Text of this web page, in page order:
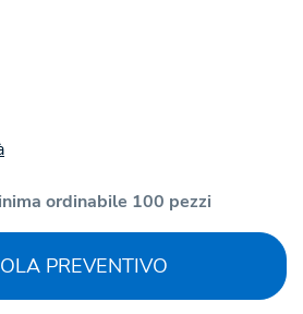
ordinabile 100 pezzi
PREVENTIVO